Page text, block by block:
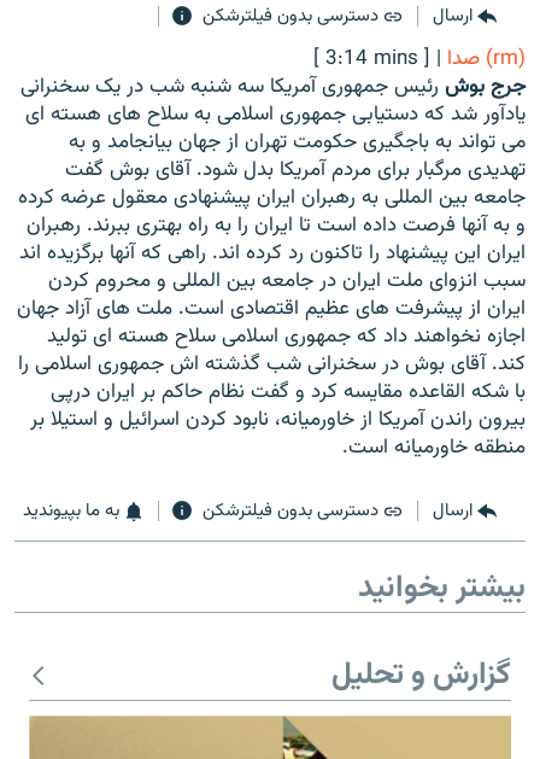
گزارش‌های تصویری
گزارش‌های ویدئویی
زنان فردا
English
به ما بپیوندید
زبان‌های دیگر
ارسال
دسترسی بدون فیلترشکن
(rm) صدا |
[ 3:14 mins ]
جرج بوش رئیس جمهوری آمریکا سه شنبه شب در یک سخنرانی
یادآور شد که دستیابی جمهوری اسلامی به سلاح های هسته ای
می تواند به باجگیری حکومت تهران از جهان بیانجامد و به
تهدیدی مرگبار برای مردم آمریکا بدل شود. آقای بوش گفت
جامعه بین المللی به رهبران ایران پیشنهادی معقول عرضه کرده
و به آنها فرصت داده است تا ایران را به راه بهتری ببرند. رهبران
ایران این پیشنهاد را تاکنون رد کرده اند. راهی که آنها برگزیده اند
سبب انزوای ملت ایران در جامعه بین المللی و محروم کردن
ایران از پیشرفت های عظیم اقتصادی است. ملت های آزاد جهان
اجازه نخواهند داد که جمهوری اسلامی سلاح هسته ای تولید
کند. آقای بوش در سخنرانی شب گذشته اش جمهوری اسلامی را
با شکه القاعده مقایسه کرد و گفت نظام حاکم بر ایران درپی
بیرون راندن آمریکا از خاورمیانه، نابود کردن اسرائیل و استیلا بر
منطقه خاورمیانه است.
ارسال دسترسی بدون فیلترشکن به ما بپیوندید
بیشتر بخوانید
گزارش و تحلیل